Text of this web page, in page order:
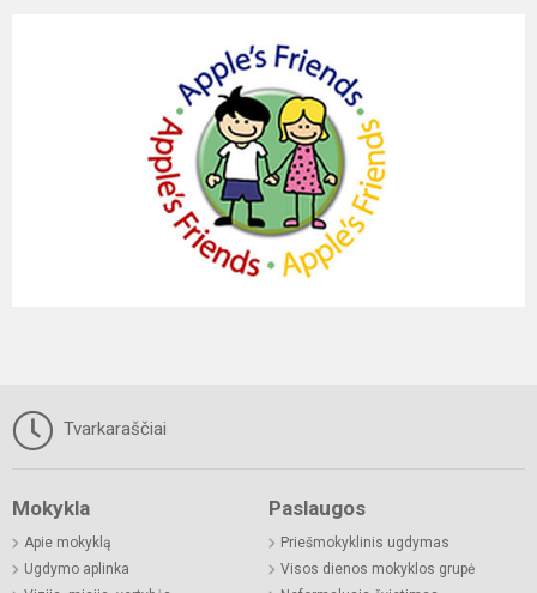
Tvarkaraščiai
Mokykla
Apie mokyklą
Ugdymo aplinka
Paslaugos
Priešmokyklinis ugdymas
Visos dienos mokyklos grupė